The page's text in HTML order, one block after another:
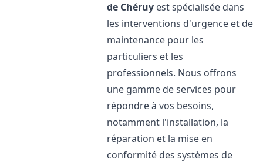
de Chéruy est spécialisée dans
les interventions d'urgence et de
maintenance pour les
particuliers et les
professionnels. Nous offrons
une gamme de services pour
répondre à vos besoins,
notamment l'installation, la
réparation et la mise en
conformité des systèmes de